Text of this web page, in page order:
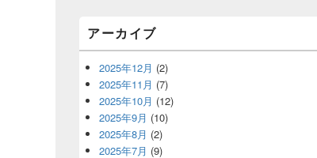
アーカイブ
2025年12月 (2)
2025年11月 (7)
2025年10月 (12)
2025年9月 (10)
2025年8月 (2)
2025年7月 (9)